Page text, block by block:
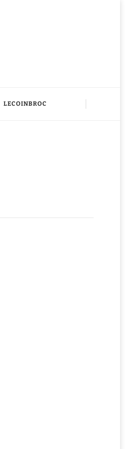
LECOINBROC